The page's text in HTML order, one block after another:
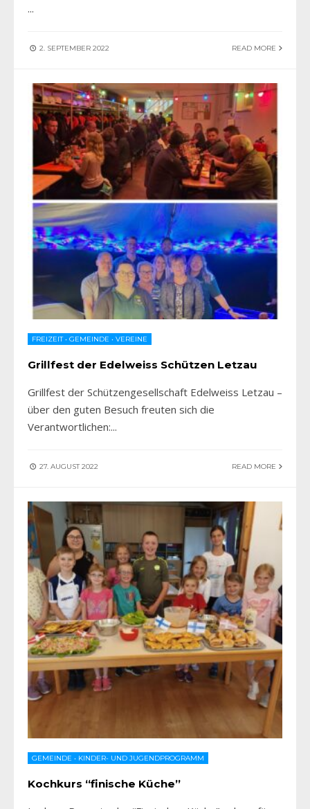
...
2. SEPTEMBER 2022 READ MORE
FREIZEIT• GEMEINDE • VEREINE
Grillfest der Edelweiss Schützen Letzau
Grillfest der Schützengesellschaft Edelweiss Letzau –
über den guten Besuch freuten sich die
Verantwortlichen:...
27. AUGUST 2022 READ MORE
GEMEINDE • KINDER- UND JUGENDPROGRAMM
Kochkurs “finische Küche”